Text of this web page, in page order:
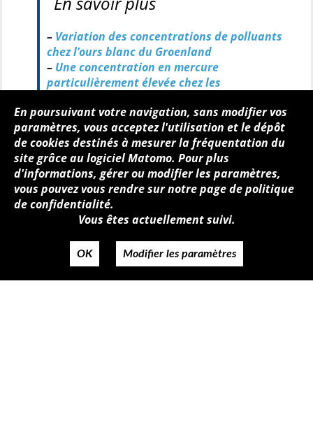
– Variation des concentrations de polluants
chez l’ours blanc du Groenland
– Une concentration en mercure
particulièrement élevée chez les
Qui sommes-nous ?
Mentions légales
Accessibilité
Politique de confidentialité
En poursuivant votre navigation, sans modifier vos
paramètres, vous acceptez l'utilisation et le dépôt
de cookies destinés à mesurer la fréquentation du
site grâce au logiciel Matomo. Pour plus
d'informations, gérer ou modifier les paramètres,
vous pouvez vous rendre sur notre page de politique
de confidentialité.
Vous êtes actuellement suivi.
OK Modifier les paramètres